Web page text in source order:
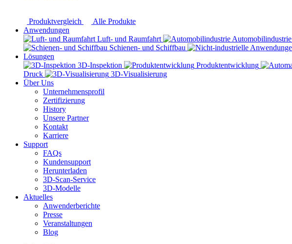
Produktvergleich
Alle Produkte
Anwendungen
Luft- und Raumfahrt
Automobilindustrie
Schienen- und Schiffbau
Lösungen
3D-Inspektion
Produktentwicklung
Druck
3D-Visualisierung
Über Uns
Unternehmensprofil
Zertifizierung
History
Unsere Partner
Kontakt
Karriere
Support
FAQs
Kundensupport
Herunterladen
3D-Scan-Service
3D-Modelle
Aktuelles
Anwenderberichte
Presse
Veranstaltungen
Blog